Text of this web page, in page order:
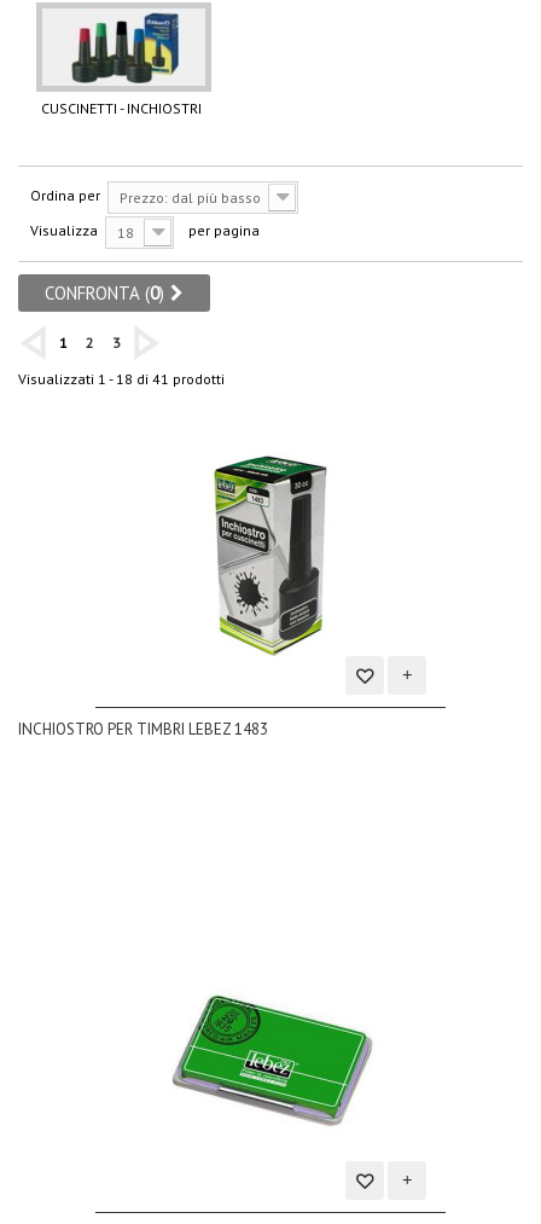
CUSCINETTI - INCHIOSTRI
Ordina per
Prezzo: dal più basso
Visualizza
18 per pagina
CONFRONTA (0)
1 2
3
Visualizzati 1 - 18 di 41 prodotti
Aggiungi
INCHIOSTRO PER TIMBRI LEBEZ 1483
Aggiungi